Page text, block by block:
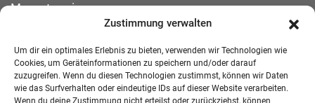
Zustimmung verwalten
Um dir ein optimales Erlebnis zu bieten, verwenden wir Technologien wie
Cookies, um Geräteinformationen zu speichern und/oder darauf
zuzugreifen. Wenn du diesen Technologien zustimmst, können wir Daten
wie das Surfverhalten oder eindeutige IDs auf dieser Website verarbeiten.
Wenn du deine Zustimmung nicht erteilst oder zurückziehst, können
Messetermine
Downloads
Wandelemente
Über uns